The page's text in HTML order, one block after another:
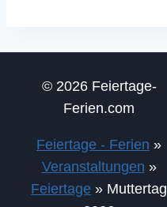
© 2026 Feiertage-
Ferien.com
Feiertage - Ferien »
Veranstaltungen »
Feiertage » Muttertag